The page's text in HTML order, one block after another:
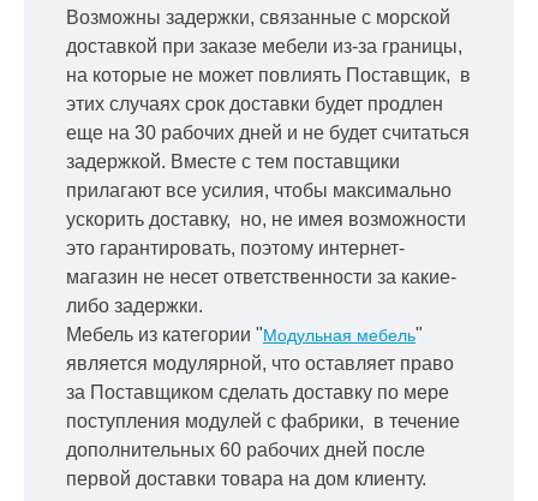
Возможны задержки, связанные с морской
доставкой при заказе мебели из-за границы,
на которые не может повлиять Поставщик, в
этих случаях срок доставки будет продлен
еще на 30 рабочих дней и не будет считаться
задержкой. Вместе с тем поставщики
прилагают все усилия, чтобы максимально
ускорить доставку, но, не имея возможности
это гарантировать, поэтому интернет-
магазин не несет ответственности за какие-
либо задержки.
Мебель из категории "Модульная мебель"
является модулярной, что оставляет право
за Поставщиком сделать доставку по мере
поступления модулей с фабрики, в течение
дополнительных 60 рабочих дней после
первой доставки товара на дом клиенту.